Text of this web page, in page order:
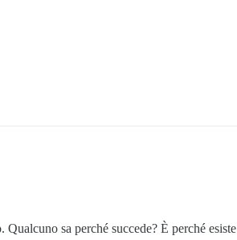
sa perché succede? È perché esiste